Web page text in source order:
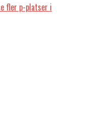
fler p-platser i